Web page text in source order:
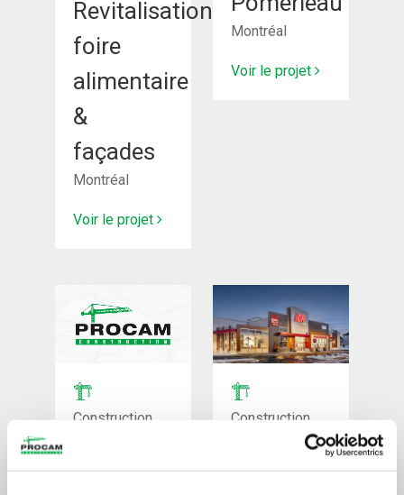
Revitalisation
foire
alimentaire
&
façades
Montréal
Voir le projet
Montréal
Voir le projet
Construction
Construction